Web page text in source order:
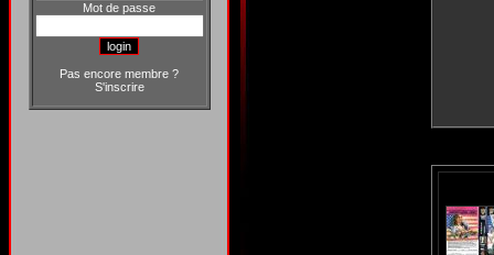
Mot de passe
Pas encore membre ?
S'inscrire